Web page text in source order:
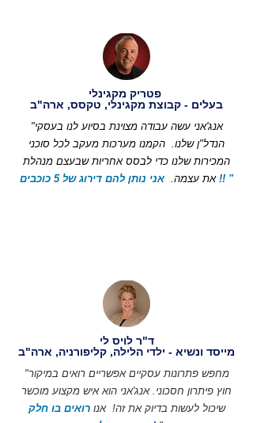
בעלים - קבוצת מקגינלי, טקסס, ארה"ב
"אנג'אני עשה עבודה מצוינת בסיוע לנו בעסקי
הנדל"ן שלנו. הקמנו מערכות מעקב לכל סוכני
המכירות שלנו כדי לבסס אחריות שבעצם מנהלת
את עצמה.אני נותן להם דירוג של 5 כוכבים !! "
ד"ר לויס לי
מייסד ונשיא - ילדי הלילה, קליפורניה, ארה"ב
"מחפש פתרונות עסקיים אפשריים רואים במיקור
חוץ פיתרון חסכוני. אנג'אני הוא איש מקצוע מוכשר
שיכול לעשות בדיוק את זה! אנו רואים בו חלק